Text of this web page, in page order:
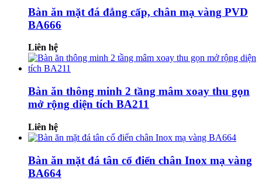
Bàn ăn mặt đá đẳng cấp, chân mạ vàng PVD
BA666
Liên hệ
Bàn ăn thông minh 2 tầng mâm xoay thu gọn
mở rộng diện tích BA211
Liên hệ
Bàn ăn mặt đá tân cổ điển chân Inox mạ vàng
BA664